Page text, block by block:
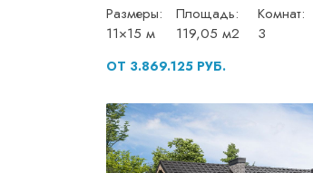
Размеры:
11×15 м
Площадь:
119,05 м2
Комнат:
3
ОТ 3.869.125 РУБ.